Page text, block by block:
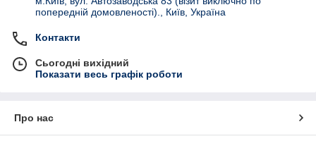
попередній домовленості)., Київ, Україна
Контакти
Сьогодні вихідний
Показати весь графік роботи
Про нас